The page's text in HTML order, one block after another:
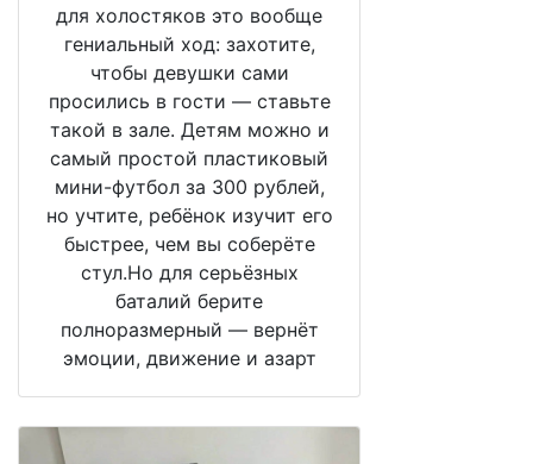
для холостяков это вообще
гениальный ход: захотите,
чтобы девушки сами
просились в гости — ставьте
такой в зале. Детям можно и
самый простой пластиковый
мини-футбол за 300 рублей,
но учтите, ребёнок изучит его
быстрее, чем вы соберёте
стул.Но для серьёзных
баталий берите
полноразмерный — вернёт
эмоции, движение и азарт